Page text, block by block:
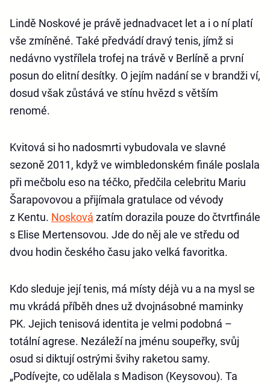
Lindě Noskové je právě jednadvacet let a i o ní platí
vše zmíněné. Také předvádí dravý tenis, jímž si
nedávno vystřílela trofej na trávě v Berlíně a první
posun do elitní desítky. O jejím nadání se v brandži ví,
dosud však zůstává ve stínu hvězd s větším
renomé.
Kvitová si ho nadosmrti vybudovala ve slavné
sezoně 2011, když ve wimbledonském finále poslala
při mečbolu eso na téčko, předčila celebritu Mariu
Šarapovovou a přijímala gratulace od vévody
z Kentu. Nosková zatím dorazila pouze do čtvrtfinále
s Elise Mertensovou. Jde do něj ale ve středu od
dvou hodin českého času jako velká favoritka.
Kdo sleduje její tenis, má místy déjà vu a na mysl se
mu vkrádá příběh dnes už dvojnásobné maminky
PK. Jejich tenisová identita je velmi podobná –
totální agrese. Nezáleží na jménu soupeřky, svůj
osud si diktují ostrými švihy raketou samy.
„Podívejte, co udělala s Madison (Keysovou). Ta